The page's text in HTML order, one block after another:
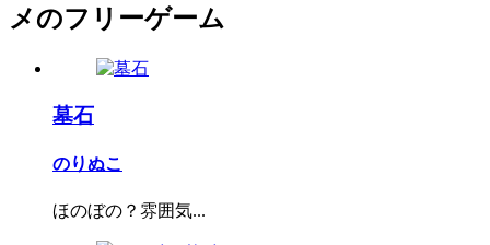
メのフリーゲーム
墓石
のりぬこ
ほのぼの？雰囲気...